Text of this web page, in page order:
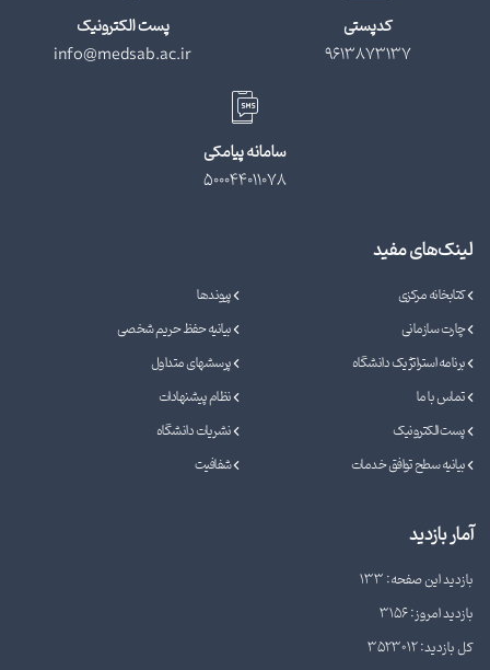
کدپستی
9613873137
پست الکترونیک
info@medsab.ac.ir
سامانه پیامکی
500044011078
لینک‌های مفید
کتابخانه مرکزی
پیوندها
چارت سازمانی
بیانیه حفظ حریم شخصی
برنامه استراتژیک دانشگاه
پرسشهای متداول
تماس با ما
نظام پیشنهادات
پست الکترونیک
نشریات دانشگاه
بیانیه سطح توافق خدمات
شفافیت
آمار بازدید
بازدید این صفحه: 133
بازدید امروز: 3156
کل بازدید: 3523012